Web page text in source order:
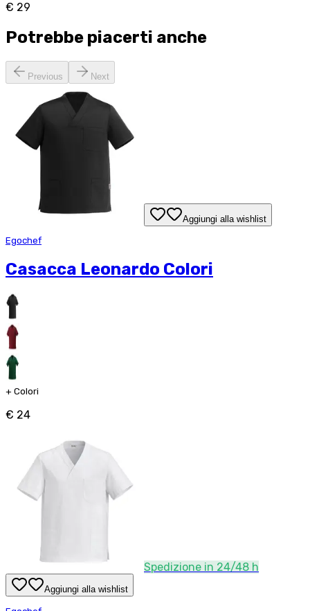
€ 29
Potrebbe piacerti anche
Previous Next
Aggiungi alla wishlist
Egochef
Casacca Leonardo Colori
+ Colori
€ 24
Spedizione in 24/48 h
Aggiungi alla wishlist